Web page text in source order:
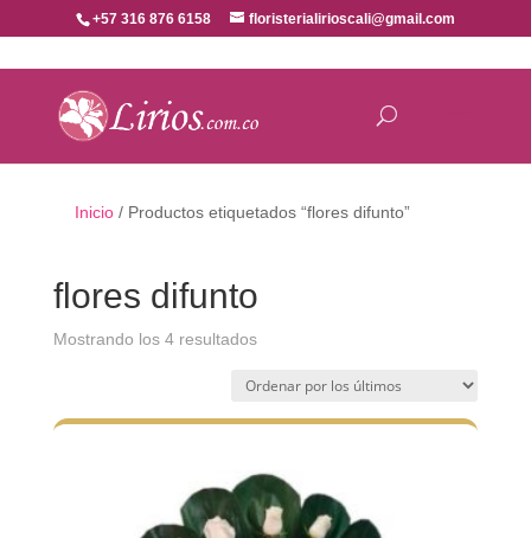
+57 316 876 6158 floristerialirioscali@gmail.com
Inicio/ Productos etiquetados “flores difunto”
flores difunto
Mostrando los 4 resultadosOrdenado
los
últimos